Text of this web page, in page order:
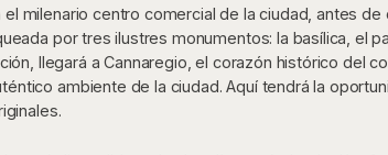
milenario centro comercial de la ciudad, antes de
por tres ilustres monumentos: la basílica, el
llegará a Cannaregio, el corazón histórico del
ambiente de la ciudad. Aquí tendrá la